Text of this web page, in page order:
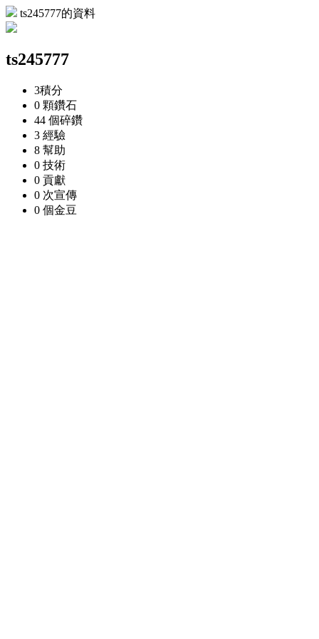
ts245777的資料
ts245777
3積分
0 顆鑽石
44 個碎鑽
3 經驗
8 幫助
0 技術
0 貢獻
0 次宣傳
0 個金豆